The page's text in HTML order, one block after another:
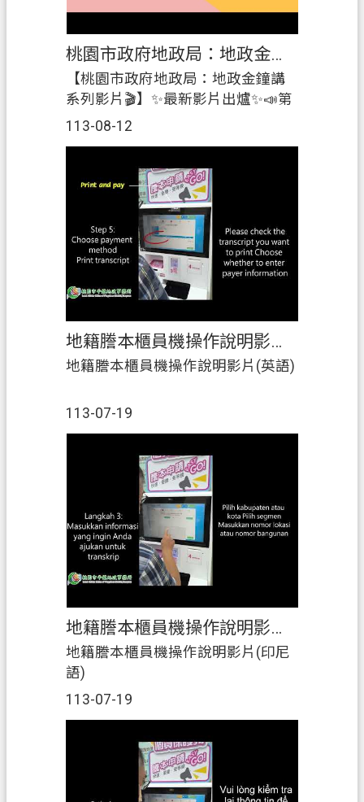
桃園市政府地政局：地政金鐘講系列影片
113-08-12
【桃園市政府地政局：地政金鐘講
系列影片🎬】✨最新影片出爐✨📣第
9講：不動產詐騙防治篇－即刻申
https://youtu.be/EXRVCRy5DJk?
si=rsHBxfXO_nZo_Lsb【系列影片
回顧🎥】我不想要讓人家從謄本知
道我家住哪裡怎麼辦❓ 我家的房子土
地怎麼變成別人的了😱 地政服務可
不可以線上申請❓ 📣第1講~數位櫃
臺「網路申辦、線上支付規費」篇-
不動產登記網路申辦，時間彈性免
奔波！
https://youtu.be/6v5SULl5z4w📣第2
MyData」篇-線上聲明表真意，多元
講~住址隱匿篇-申辦住址隱匿，個
資保護再升級！
https://youtu.be/tNIbTA8Sg6M📣第
4講~「地籍異動即時通」-地籍異動
即時通，保障產權真安心！
https://youtu.be/IKJ2NyRKjng📣第5
講~地政i服務篇-地政i服務，最i(愛)
輕鬆辦！
https://youtu.be/lDRDLW1fK5Q📣第
6講~電子產權憑證篇 電子產權憑
證，查驗‧防偽‧新選擇！
講~祖產繼承篇-速辦繼承，保障權
si=fXESpZargRktRCMi📣第8講~祖產
繼承篇-繼承登記，4 站搞定！
https://youtu.be/5N55sr5sjss?
地籍謄本櫃員機操作說明影片(英語)
113-07-19
地籍謄本櫃員機操作說明影片(英語)
地籍謄本櫃員機操作說明影片(印尼語)
113-07-19
地籍謄本櫃員機操作說明影片(印尼
語)